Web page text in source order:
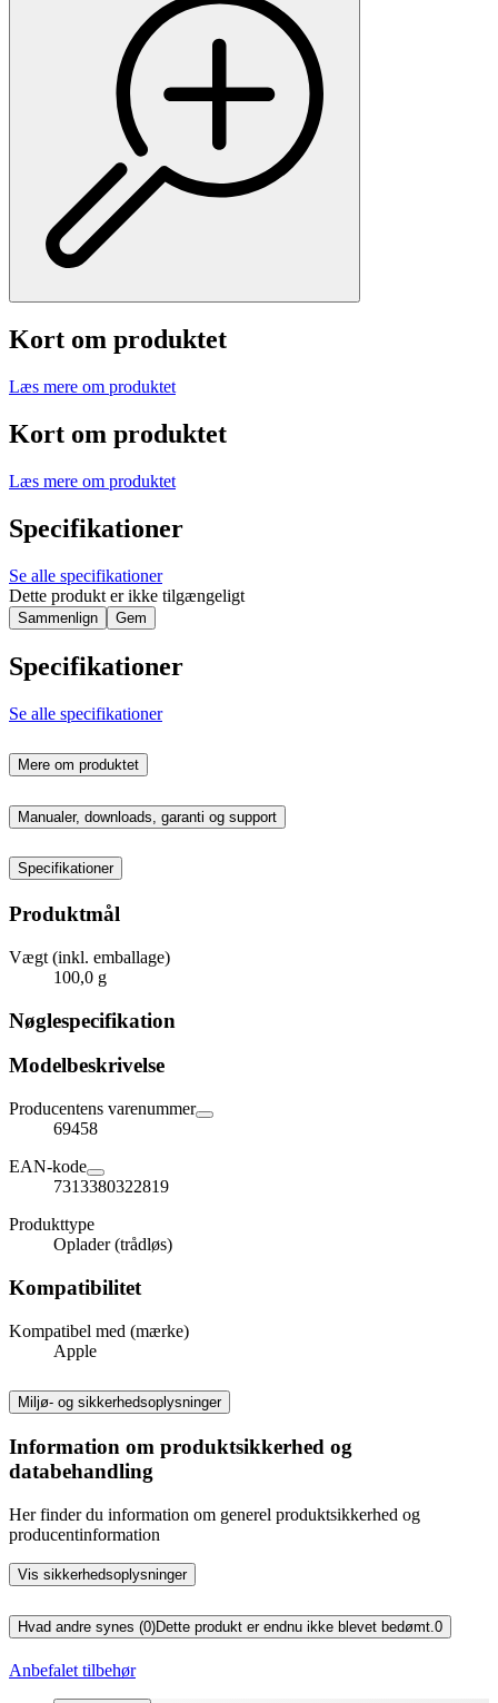
Kort om produktet
Læs mere om produktet
Kort om produktet
Læs mere om produktet
Specifikationer
Se alle specifikationer
Dette produkt er ikke tilgængeligt
Sammenlign Gem
Specifikationer
Se alle specifikationer
Mere om produktet
Manualer, downloads, garanti og support
Specifikationer
Produktmål
Vægt (inkl. emballage)
100,0 g
Nøglespecifikation
Modelbeskrivelse
Producentens varenummer
69458
EAN-kode
7313380322819
Produkttype
Oplader (trådløs)
Kompatibilitet
Kompatibel med (mærke)
Apple
Miljø- og sikkerhedsoplysninger
Information om produktsikkerhed og
databehandling
Her finder du information om generel produktsikkerhed og
producentinformation
Vis sikkerhedsoplysninger
Hvad andre synes (0)Dette produkt er endnu ikke blevet bedømt.0
Anbefalet tilbehør